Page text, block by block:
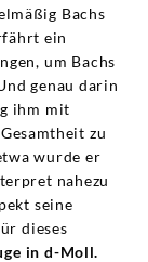
Bachs
ein
um Bachs
genau darin
ihm mit
zu
wurde er
nahezu
seine
dieses
in d-Moll.